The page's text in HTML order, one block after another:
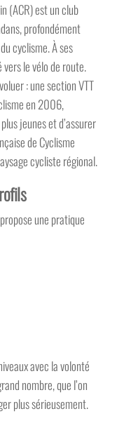
(ACR) est un club
profondément
cyclisme. À ses
le vélo de route.
: une section VTT
en 2006,
jeunes et d’assurer
de Cyclisme
cycliste régional.
une pratique
avec la volonté
nombre, que l’on
plus sérieusement.